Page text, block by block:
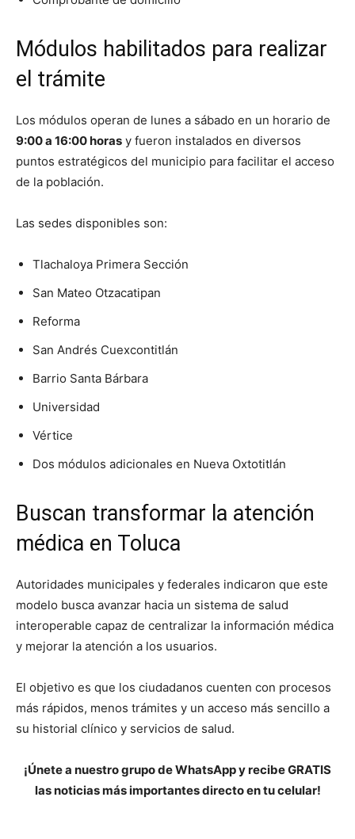
Módulos habilitados para realizar
el trámite
Los módulos operan de lunes a sábado en un horario de
9:00 a 16:00 horas y fueron instalados en diversos
puntos estratégicos del municipio para facilitar el acceso
de la población.
Las sedes disponibles son:
Tlachaloya Primera Sección
San Mateo Otzacatipan
Reforma
San Andrés Cuexcontitlán
Barrio Santa Bárbara
Universidad
Vértice
Dos módulos adicionales en Nueva Oxtotitlán
Buscan transformar la atención
médica en Toluca
Autoridades municipales y federales indicaron que este
modelo busca avanzar hacia un sistema de salud
interoperable capaz de centralizar la información médica
y mejorar la atención a los usuarios.
El objetivo es que los ciudadanos cuenten con procesos
más rápidos, menos trámites y un acceso más sencillo a
su historial clínico y servicios de salud.
¡Únete a nuestro grupo de WhatsApp y recibe GRATIS
las noticias más importantes directo en tu celular!